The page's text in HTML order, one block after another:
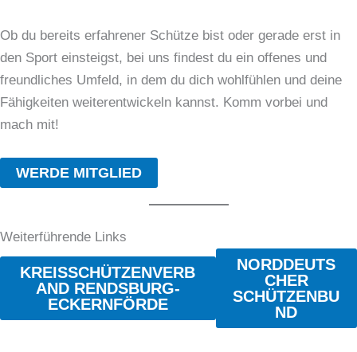
Ob du bereits erfahrener Schütze bist oder gerade erst in
den Sport einsteigst, bei uns findest du ein offenes und
freundliches Umfeld, in dem du dich wohlfühlen und deine
Fähigkeiten weiterentwickeln kannst. Komm vorbei und
mach mit!
WERDE MITGLIED
Weiterführende Links
KREISSCHÜTZENVERB
AND RENDSBURG-
ECKERNFÖRDE
NORDDEUTS
CHER
SCHÜTZENBU
ND